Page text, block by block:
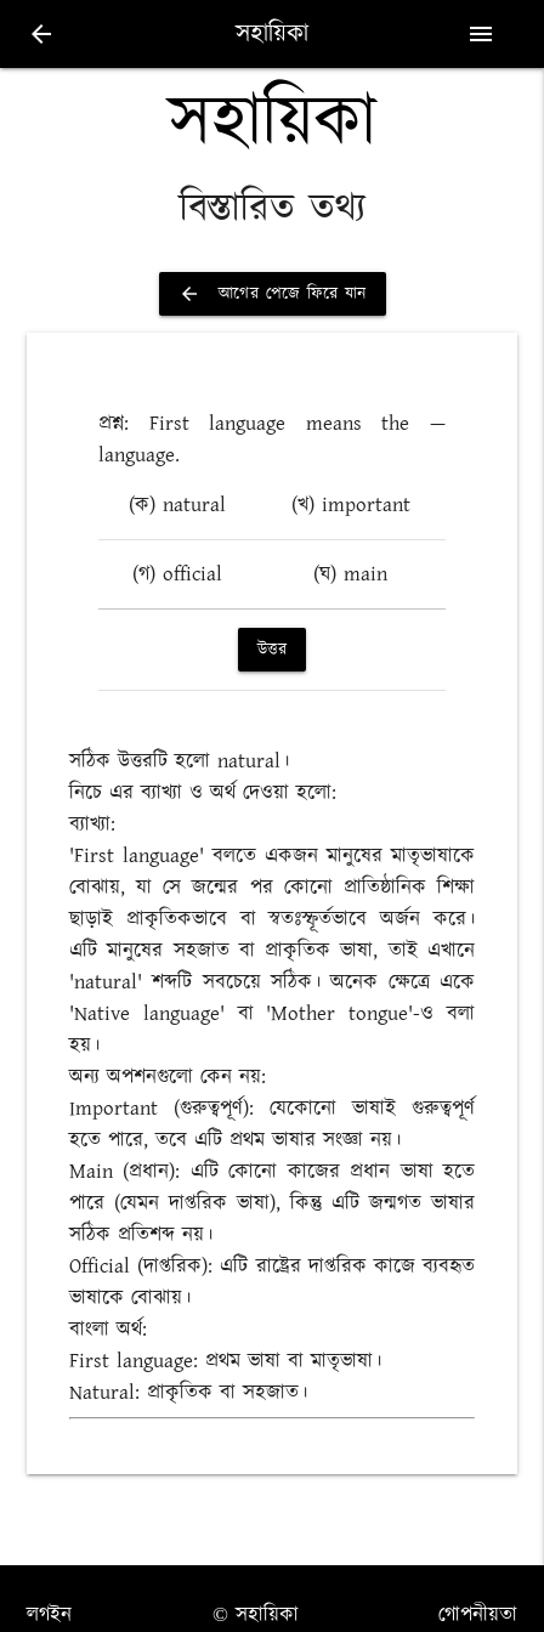
arrow_back সহায়িকা menu
সহায়িকা
বিস্তারিত তথ্য
arrow_back আগের পেজে ফিরে যান
প্রশ্ন: First language means the —
language.
(ক) natural
(খ) important
(গ) official (ঘ) main
উত্তর
সঠিক উত্তরটি হলো natural।
নিচে এর ব্যাখ্যা ও অর্থ দেওয়া হলো:
ব্যাখ্যা:
'First language' বলতে একজন মানুষের মাতৃভাষাকে
বোঝায়, যা সে জন্মের পর কোনো প্রাতিষ্ঠানিক শিক্ষা
ছাড়াই প্রাকৃতিকভাবে বা স্বতঃস্ফূর্তভাবে অর্জন করে।
এটি মানুষের সহজাত বা প্রাকৃতিক ভাষা, তাই এখানে
'natural' শব্দটি সবচেয়ে সঠিক। অনেক ক্ষেত্রে একে
'Native language' বা 'Mother tongue'-ও বলা
হয়।
অন্য অপশনগুলো কেন নয়:
Important (গুরুত্বপূর্ণ): যেকোনো ভাষাই গুরুত্বপূর্ণ
হতে পারে, তবে এটি প্রথম ভাষার সংজ্ঞা নয়।
Main (প্রধান): এটি কোনো কাজের প্রধান ভাষা হতে
পারে (যেমন দাপ্তরিক ভাষা), কিন্তু এটি জন্মগত ভাষার
সঠিক প্রতিশব্দ নয়।
Official (দাপ্তরিক): এটি রাষ্ট্রের দাপ্তরিক কাজে ব্যবহৃত
ভাষাকে বোঝায়।
বাংলা অর্থ:
First language: প্রথম ভাষা বা মাতৃভাষা।
Natural: প্রাকৃতিক বা সহজাত।
লগইন গোপনীয়তা
© সহায়িকা